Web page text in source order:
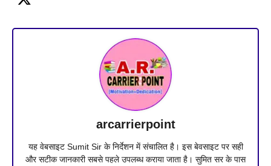
arcarrierpoint
यह वेबसाइट Sumit Sir के निर्देशन में संचालित है। इस बेवसाइट पर सही
और सटीक जानकारी सबसे पहले उपलब्ध कराया जाता है। सुमित सर के पास